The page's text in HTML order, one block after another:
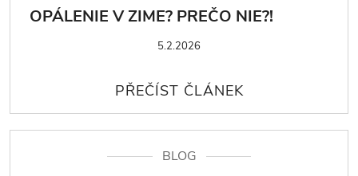
OPÁLENIE V ZIME? PREČO NIE?!
5.2.2026
BLOG